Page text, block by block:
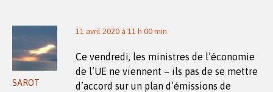
SAROT
11 avril 2020 à 11 h 00 min
Ce vendredi, les ministres de l’économie
de l’UE ne viennent – ils pas de se mettre
d’accord sur un plan d’émissions de